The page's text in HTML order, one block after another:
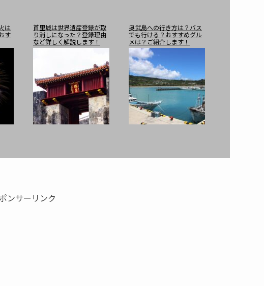
は
す
首里城は世界遺産登録が取
り消しになった？登録理由
など詳しく解説します！
奥武島への行き方は？バス
でも行ける？おすすめグル
メは？ご紹介します！
ンサーリンク